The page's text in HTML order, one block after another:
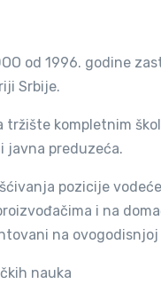
od 1996. godine
Srbije.
tržište kompletnim
javna preduzeća.
pozicije
i na
na